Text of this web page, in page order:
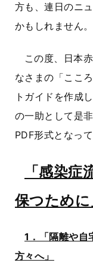
方も、連日のニ
かもしれません。
この度、日本
なさまの「ここ
トガイドを作成
の一助として是
PDF形式となっ
「感染
保つため
1．「隔離や自
方々へ」